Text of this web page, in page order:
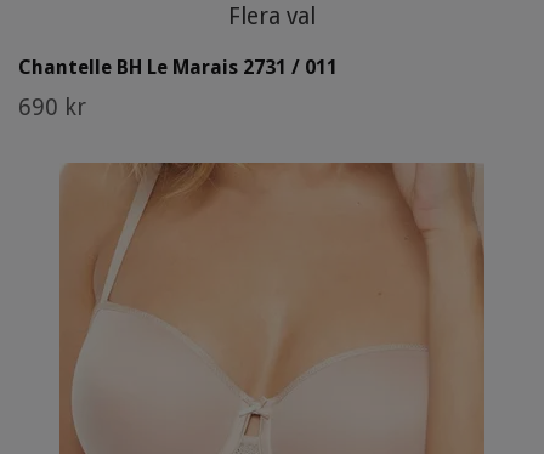
Flera val
Chantelle BH Le Marais 2731 / 011
690 kr